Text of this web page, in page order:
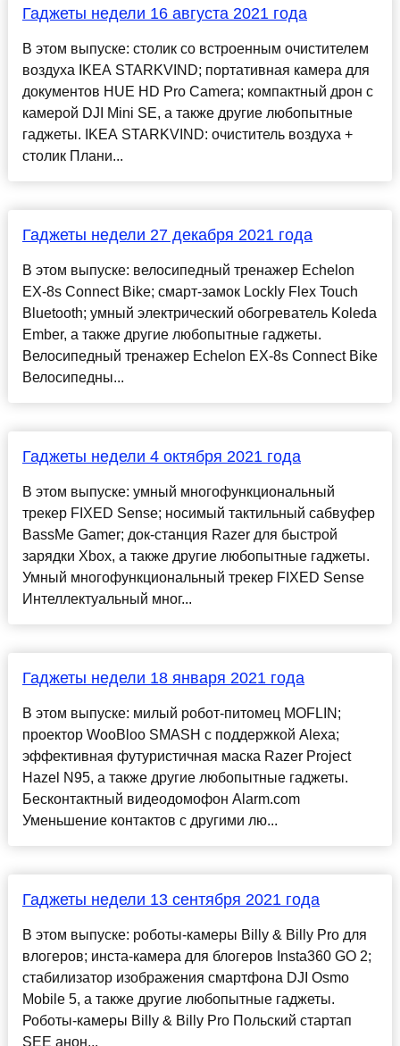
Гаджеты недели 16 августа 2021 года
В этом выпуске: столик со встроенным очистителем
воздуха IKEA STARKVIND; портативная камера для
документов HUE HD Pro Camera; компактный дрон с
камерой DJI Mini SE, а также другие любопытные
гаджеты. IKEA STARKVIND: очиститель воздуха +
столик Плани...
Гаджеты недели 27 декабря 2021 года
В этом выпуске: велосипедный тренажер Echelon
EX-8s Connect Bike; смарт-замок Lockly Flex Touch
Bluetooth; умный электрический обогреватель Koleda
Ember, а также другие любопытные гаджеты.
Велосипедный тренажер Echelon EX-8s Connect Bike
Велосипедны...
Гаджеты недели 4 октября 2021 года
В этом выпуске: умный многофункциональный
трекер FIXED Sense; носимый тактильный сабвуфер
BassMe Gamer; док-станция Razer для быстрой
зарядки Xbox, а также другие любопытные гаджеты.
Умный многофункциональный трекер FIXED Sense
Интеллектуальный мног...
Гаджеты недели 18 января 2021 года
В этом выпуске: милый робот-питомец MOFLIN;
проектор WooBloo SMASH с поддержкой Alexa;
эффективная футуристичная маска Razer Project
Hazel N95, а также другие любопытные гаджеты.
Бесконтактный видеодомофон Alarm.com
Уменьшение контактов с другими лю...
Гаджеты недели 13 сентября 2021 года
В этом выпуске: роботы-камеры Billy & Billy Pro для
влогеров; инста-камера для блогеров Insta360 GO 2;
стабилизатор изображения смартфона DJI Osmo
Mobile 5, а также другие любопытные гаджеты.
Роботы-камеры Billy & Billy Pro Польский стартап
SEE анон...